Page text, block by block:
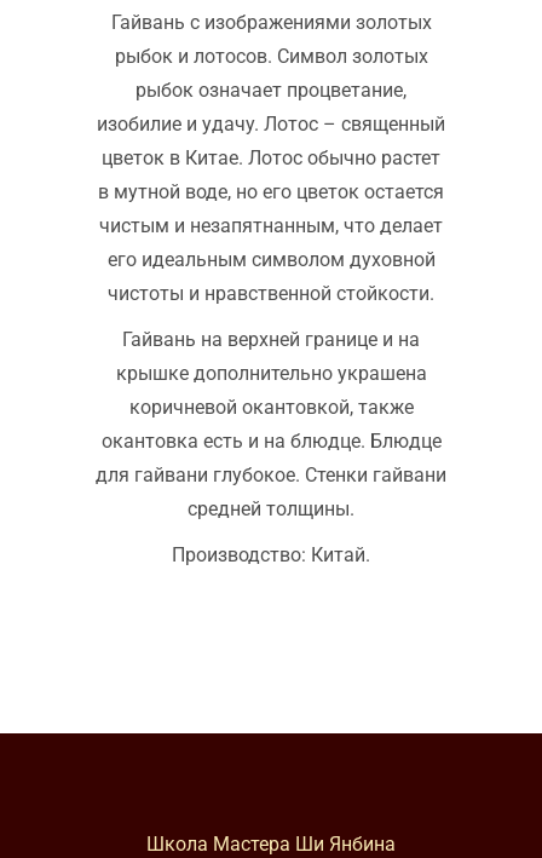
Гайвань с изображениями золотых
рыбок и лотосов. Символ золотых
рыбок означает процветание,
изобилие и удачу. Лотос – священный
цветок в Китае. Лотос обычно растет
в мутной воде, но его цветок остается
чистым и незапятнанным, что делает
его идеальным символом духовной
чистоты и нравственной стойкости.
Гайвань на верхней границе и на
крышке дополнительно украшена
коричневой окантовкой, также
окантовка есть и на блюдце. Блюдце
для гайвани глубокое. Стенки гайвани
средней толщины.
Производство: Китай.
Школа Мастера Ши Янбина